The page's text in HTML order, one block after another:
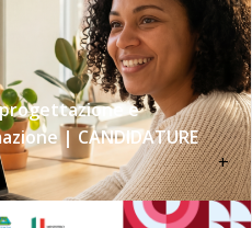
e
| CANDIDATURE
+